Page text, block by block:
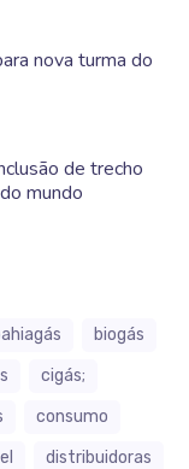
nova turma do
de trecho
mundo
biogás
cigás;
consumo
distribuidoras